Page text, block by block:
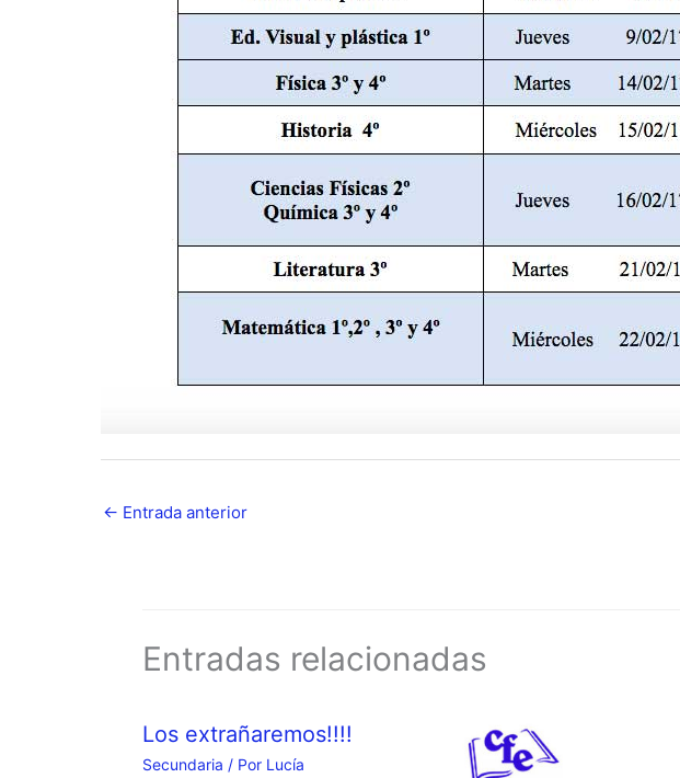
← Entrada anterior
Entradas relacionadas
Los extrañaremos!!!!
Secundaria / Por Lucía